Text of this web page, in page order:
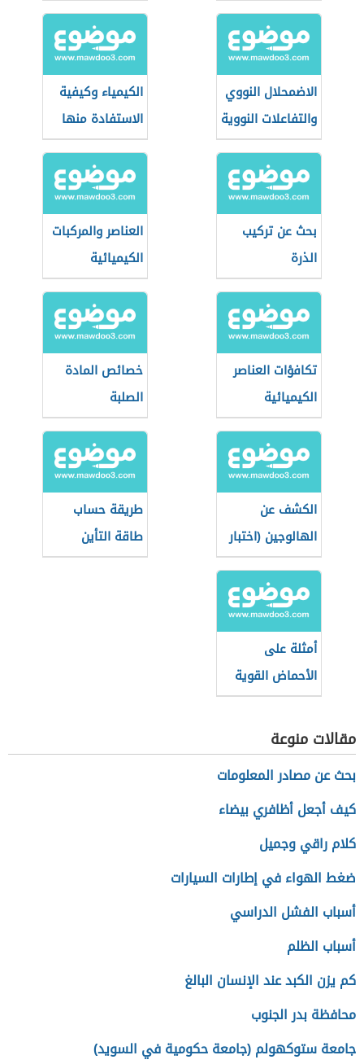
توجد
الاضمحلال النووي
والتفاعلات النووية
الكيمياء وكيفية
الاستفادة منها
بحث عن تركيب
الذرة
العناصر والمركبات
الكيميائية
تكافؤات العناصر
الكيميائية
خصائص المادة
الصلبة
الكشف عن
الهالوجين (اختبار
بيلشتاين)
طريقة حساب
طاقة التأين
أمثلة على
الأحماض القوية
والضعيفة
مقالات منوعة
بحث عن مصادر المعلومات
كيف أجعل أظافري بيضاء
كلام راقي وجميل
ضغط الهواء في إطارات السيارات
أسباب الفشل الدراسي
أسباب الظلم
كم يزن الكبد عند الإنسان البالغ
محافظة بدر الجنوب
جامعة ستوكهولم (جامعة حكومية في السويد)